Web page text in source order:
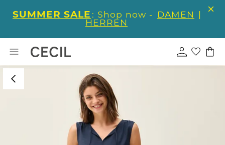
SUMMER SALE : Shop now - DAMEN |
HERREN